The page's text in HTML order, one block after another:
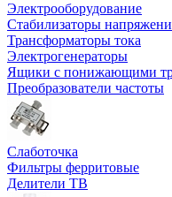
Электрооборудование
Стабилизаторы
Трансформаторы тока
Электрогенераторы
Ящики с понижающими
Преобразователи частоты
Слаботочка
Фильтры ферритовые
Делители ТВ